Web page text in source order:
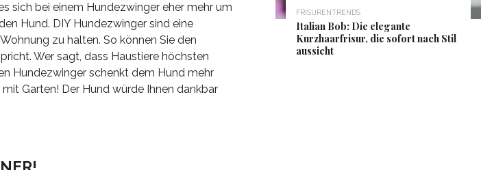
sich bei einem Hundezwinger eher mehr um
Hund. DIY Hundezwinger sind eine
zu halten. So können Sie den
Wer sagt, dass Haustiere höchsten
Hundezwinger schenkt dem Hund mehr
Garten! Der Hund würde Ihnen dankbar
FRISURENTRENDS
Italian Bob: Die elegante
Kurzhaarfrisur, die sofort nach Stil
aussieht